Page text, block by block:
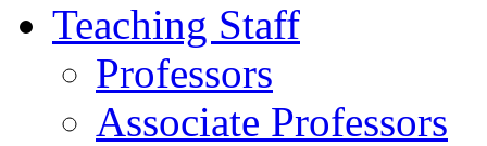
Teaching Staff
Professors
Associate Professors